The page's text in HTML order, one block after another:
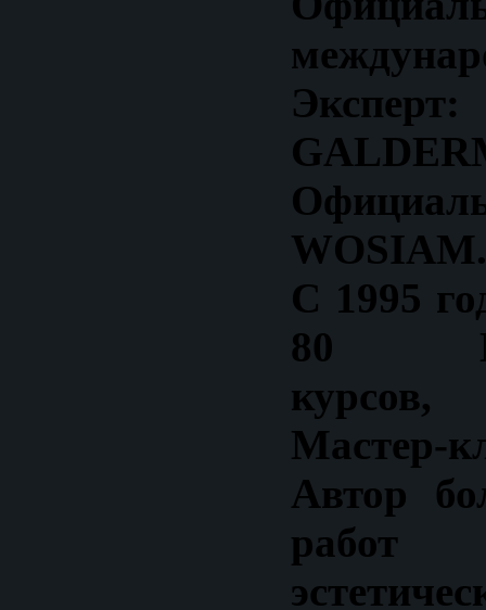
WOSIAM.
С 1995
80
курсов,
Мастер-
Автор